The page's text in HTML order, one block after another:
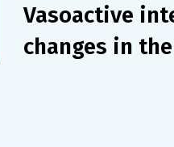
Vasoactive
changes in